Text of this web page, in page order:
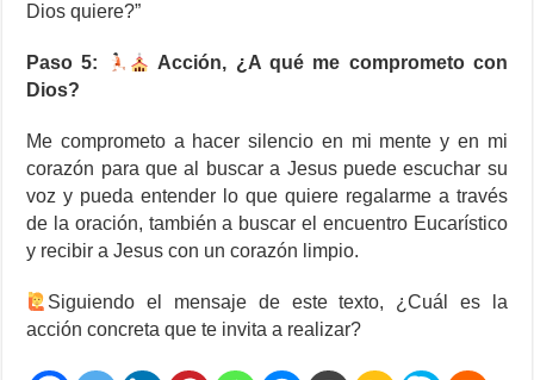
Dios quiere?”
Paso 5:
Acción, ¿A qué me comprometo con
Dios?
Me comprometo a hacer silencio en mi mente y en mi
corazón para que al buscar a Jesus puede escuchar su
voz y pueda entender lo que quiere regalarme a través
de la oración, también a buscar el encuentro Eucarístico
y recibir a Jesus con un corazón limpio.
Siguiendo el mensaje de este texto, ¿Cuál es la
acción concreta que te invita a realizar?